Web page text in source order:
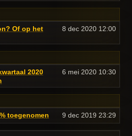
Of op het
8 dec 2020 12:00
2020
6 mei 2020 10:30
toegenomen
9 dec 2019 23:29